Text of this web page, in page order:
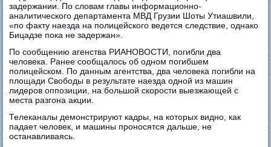
задержании. По словам главы информационно-
аналитического департамента МВД Грузии Шоты Утиашвили,
«по факту наезда на полицейского ведется следствие, однако
Бицадзе пока не задержан».
По сообщению агенства РИАНОВОСТИ, погибли два
человека. Ранее сообщалось об одном погибшем
полицейском. По данным агентства, два человека погибли на
площади Свободы в результате наезда одной из машин
лидеров оппозиции, на большой скорости выезжающей с
места разгона акции.
Телеканалы демонстрируют кадры, на которых видно, как
падает человек, и машины проносятся дальше, не
останавливаясь.